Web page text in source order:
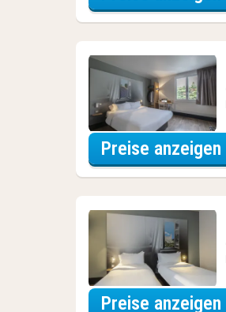
Preise anzeigen
Preise anzeigen